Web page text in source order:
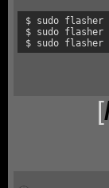
$ sudo flasher
$ sudo flasher
$ sudo flasher
[